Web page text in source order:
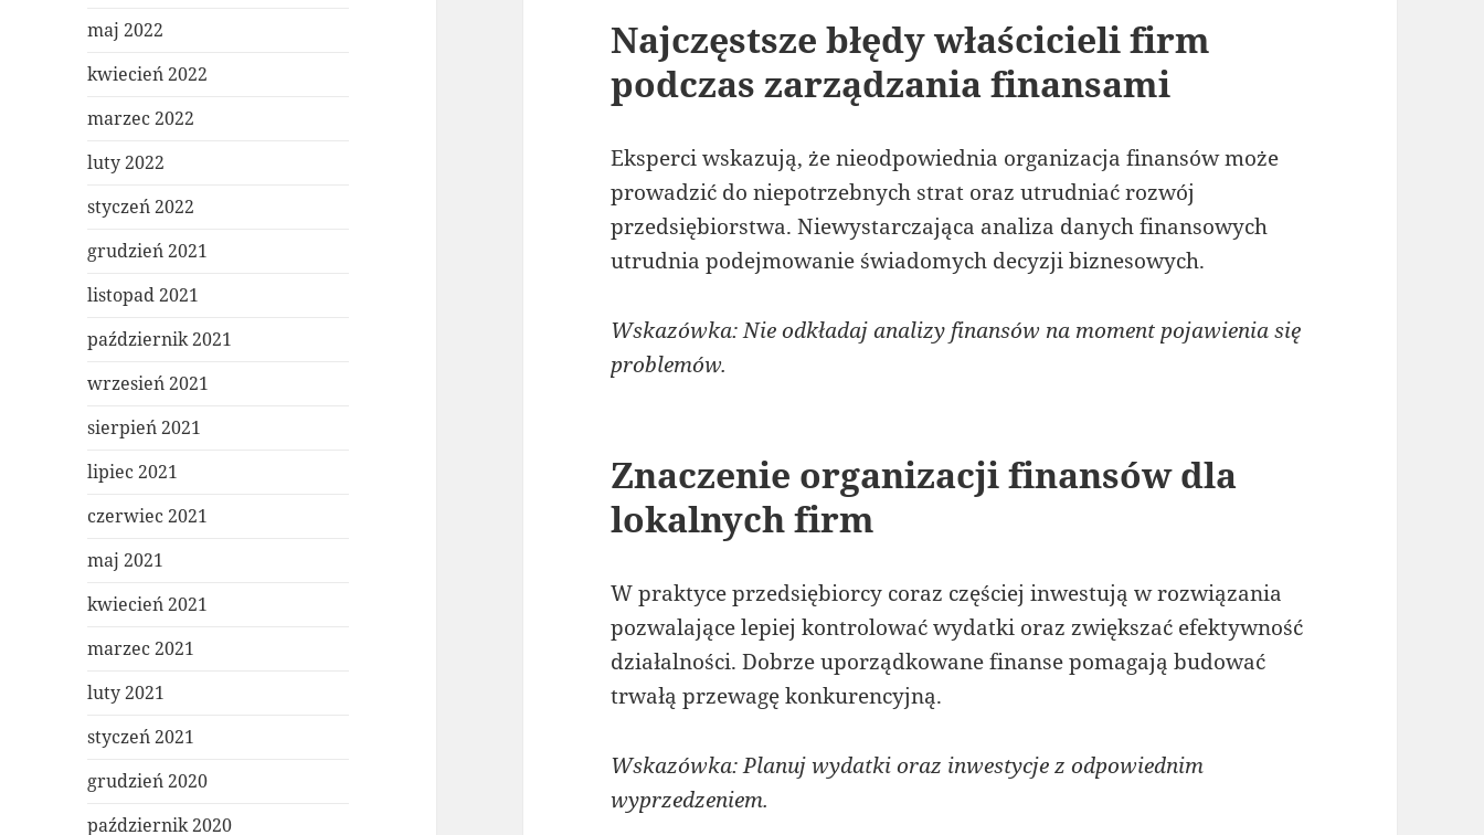
maj 2022
kwiecień 2022
marzec 2022
luty 2022
styczeń 2022
grudzień 2021
listopad 2021
październik 2021
wrzesień 2021
sierpień 2021
lipiec 2021
czerwiec 2021
maj 2021
kwiecień 2021
marzec 2021
luty 2021
styczeń 2021
grudzień 2020
październik 2020
Najczęstsze błędy właścicieli firm
podczas zarządzania finansami
Eksperci wskazują, że nieodpowiednia organizacja finansów może
prowadzić do niepotrzebnych strat oraz utrudniać rozwój
przedsiębiorstwa. Niewystarczająca analiza danych finansowych
utrudnia podejmowanie świadomych decyzji biznesowych.
Wskazówka: Nie odkładaj analizy finansów na moment pojawienia się
problemów.
Znaczenie organizacji finansów dla
lokalnych firm
W praktyce przedsiębiorcy coraz częściej inwestują w rozwiązania
pozwalające lepiej kontrolować wydatki oraz zwiększać efektywność
działalności. Dobrze uporządkowane finanse pomagają budować
trwałą przewagę konkurencyjną.
Wskazówka: Planuj wydatki oraz inwestycje z odpowiednim
wyprzedzeniem.